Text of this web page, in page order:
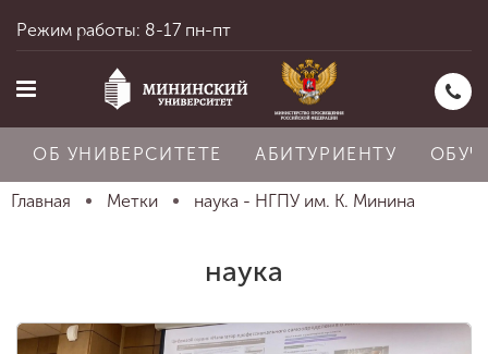
Об университете
Режим работы: 8-17 пн-пт
ОБ УНИВЕРСИТЕТЕ АБИТУРИЕНТУ
Главная Метки наука - НГПУ им. К. Минина
наука